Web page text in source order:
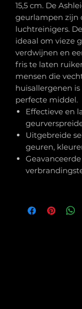
15,5 cm. De
geurlampen zijn
luchtreinigers.
ideaal om vieze
verdwijnen en
fris te laten
mensen die
huisallergenen
perfecte middel.
Effectieve en
Uitgebreide
geuren,